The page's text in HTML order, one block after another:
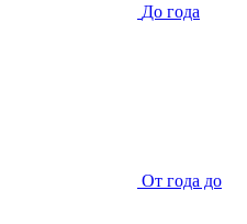
До года
От года до